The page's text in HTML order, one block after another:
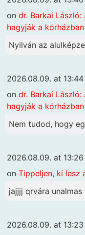
on dr. Barkai
hagyják a kórházban
Nyilván az
2026.08.09. at 13:44
on dr. Barkai
hagyják a kórházban
Nem tudod, hogy
2026.08.09. at 13:26
on Tippeljen, ki lesz
jajjjj qrvára unalmas
2026.08.09. at 13:23